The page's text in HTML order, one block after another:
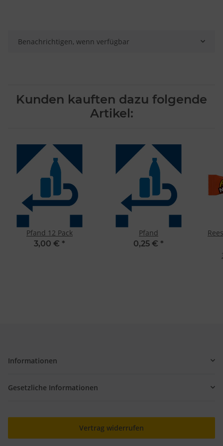
Benachrichtigen, wenn verfügbar
Kunden kauften dazu folgende
Artikel:
Pfand 12 Pack
3,00 € *
Pfand
0,25 € *
Informationen
Gesetzliche Informationen
Vertrag widerrufen